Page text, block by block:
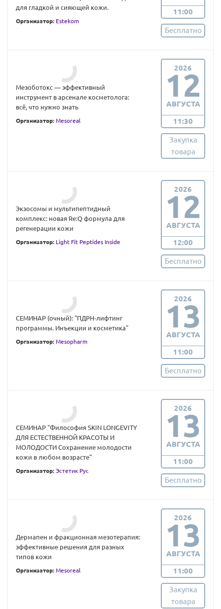
для гладкой и сияющей кожи.
Организатор: Estekom
11:00
Бесплатно
Мезоботокс — эффективный
инструмент в арсенале косметолога:
всё, что нужно знать
Организатор: Mesoreal
2026
12
АВГУСТА
11:30
Закупка
товара
Экзосомы и мультипептидный
комплекс: новая Re:Q формула для
регенерации кожи
Организатор: Light Fit Peptides Inside
2026
12
АВГУСТА
12:00
Бесплатно
СЕМИНАР (очный): "ПДРН-лифтинг
программы. Инъекции и косметика"
Организатор: Mesopharm
2026
13
АВГУСТА
11:00
Бесплатно
СЕМИНАР "Философия SKIN LONGEVITY
ДЛЯ ЕСТЕСТВЕННОЙ КРАСОТЫ И
МОЛОДОСТИ Сохранение молодости
кожи в любом возрасте"
Организатор: Эстетик Рус
2026
13
АВГУСТА
11:00
Бесплатно
Дермапен и фракционная мезотерапия:
эффективные решения для разных
типов кожи
Организатор: Mesoreal
2026
13
АВГУСТА
11:00
Закупка
товара